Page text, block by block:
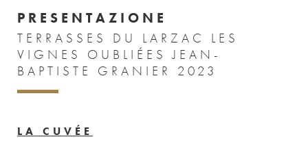
PRESENTAZIONE
TERRASSES DU LARZAC LES
VIGNES OUBLIÉES JEAN-
BAPTISTE GRANIER 2023
LA CUVÉE